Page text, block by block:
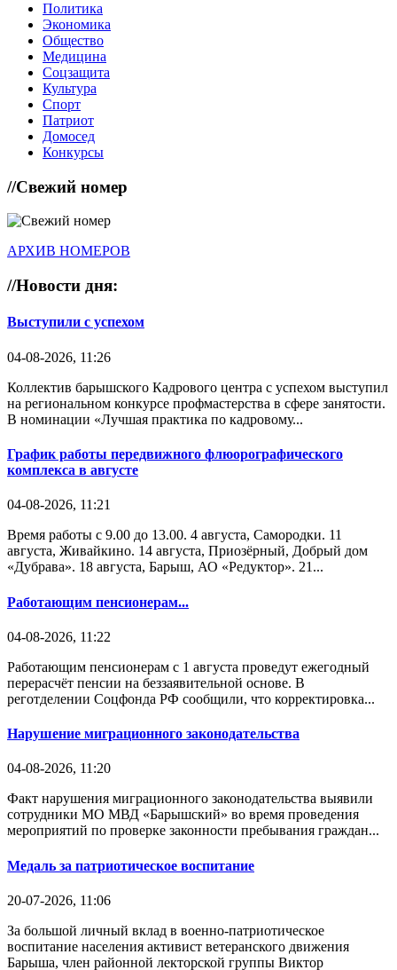
Политика
Экономика
Общество
Медицина
Соцзащита
Культура
Спорт
Патриот
Домосед
Конкурсы
//Свежий номер
АРХИВ НОМЕРОВ
//Новости дня:
Выступили с успехом
04-08-2026, 11:26
Коллектив барышского Кадрового центра с успехом выступил
на региональном конкурсе профмастерства в сфере занятости.
В номинации «Лучшая практика по кадровому...
График работы передвижного флюорографического
комплекса в августе
04-08-2026, 11:21
Время работы с 9.00 до 13.00. 4 августа, Самородки. 11
августа, Живайкино. 14 августа, Приозёрный, Добрый дом
«Дубрава». 18 августа, Барыш, АО «Редуктор». 21...
Работающим пенсионерам...
04-08-2026, 11:22
Работающим пенсионерам с 1 августа проведут ежегодный
перерасчёт пенсии на беззаявительной основе. В
реготделении Соцфонда РФ сообщили, что корректировка...
Нарушение миграционного законодательства
04-08-2026, 11:20
Факт нарушения миграционного законодательства выявили
сотрудники МО МВД «Барышский» во время проведения
мероприятий по проверке законности пребывания граждан...
Медаль за патриотическое воспитание
20-07-2026, 11:06
За большой личный вклад в военно-патриотическое
воспитание населения активист ветеранского движения
Барыша, член районной лекторской группы Виктор